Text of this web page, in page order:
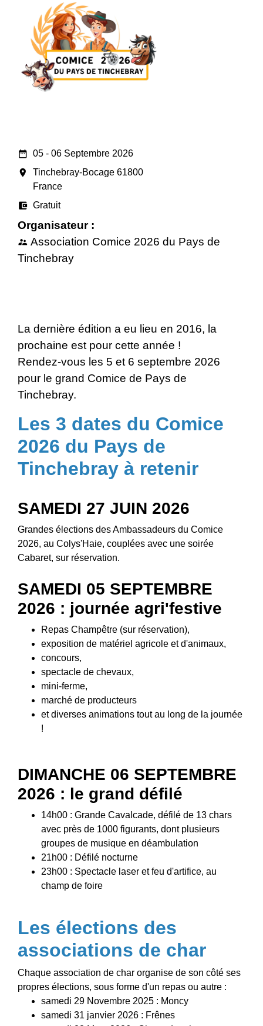
date_range 05 - 06 Septembre 2026
room
Tinchebray-Bocage 61800
France
account_balance_wallet Gratuit
Organisateur :
supervisor_account Association Comice 2026 du Pays de
Tinchebray
La dernière édition a eu lieu en 2016, la
prochaine est pour cette année !
Rendez-vous les 5 et 6 septembre 2026
pour le grand Comice de Pays de
Tinchebray.
Les 3 dates du Comice
2026 du Pays de
Tinchebray à retenir
SAMEDI 27 JUIN 2026
Grandes élections des Ambassadeurs du Comice
2026, au Colys'Haie, couplées avec une soirée
Cabaret, sur réservation.
SAMEDI 05 SEPTEMBRE
2026 : journée agri'festive
Repas Champêtre (sur réservation),
exposition de matériel agricole et d'animaux,
concours,
spectacle de chevaux,
mini-ferme,
marché de producteurs
et diverses animations tout au long de la journée
!
DIMANCHE 06 SEPTEMBRE
2026 : le grand défilé
14h00 : Grande Cavalcade, défilé de 13 chars
avec près de 1000 figurants, dont plusieurs
groupes de musique en déambulation
21h00 : Défilé nocturne
23h00 : Spectacle laser et feu d'artifice, au
champ de foire
Les élections des
associations de char
Chaque association de char organise de son côté ses
propres élections, sous forme d'un repas ou autre :
samedi 29 Novembre 2025 : Moncy
samedi 31 janvier 2026 : Frênes